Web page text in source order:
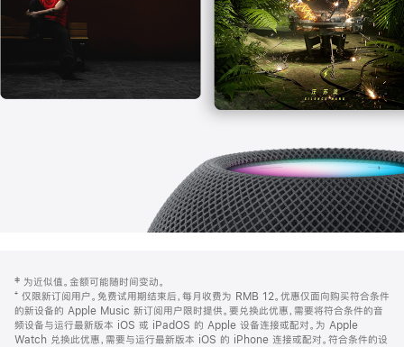
页
页
脚
注
‡ 为近似值。金额可能随时间变动。
⁺ 仅限新订阅用户。免费试用期结束后，每月收费为 RMB 12。优惠仅面向购买符合条件
的新设备的 Apple Music 新订阅用户限时提供。要兑换此优惠，需要将符合条件的音
频设备与运行最新版本 iOS 或 iPadOS 的 Apple 设备连接或配对。为 Apple
Watch 兑换此优惠，需要与运行最新版本 iOS 的 iPhone 连接或配对。符合条件的设